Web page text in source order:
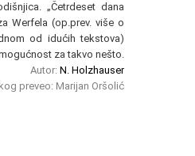
„Četrdeset dana
Werfela (op.prev. više o
od idućih tekstova)
za takvo nešto.
Autor: N. Holzhauser
preveo: Marijan Oršolić